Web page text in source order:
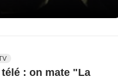
: on mate "La